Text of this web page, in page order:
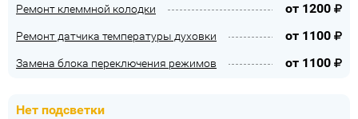
Ремонт клеммной колодки от 1200
Ремонт датчика температуры духовки от 1100
Замена блока переключения режимов от 1100
Нет подсветки